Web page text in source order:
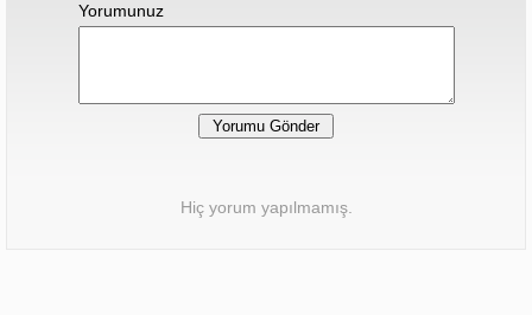
Yorumunuz
Hiç yorum yapılmamış.